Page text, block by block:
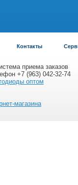
Контакты
приема заказов
+7 (963) 042-32-74
оптом
магазина